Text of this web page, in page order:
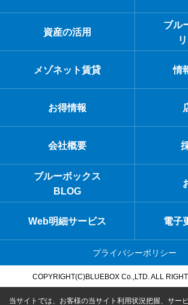
資産の活用
ブル
メゾネット賃貸 情
お得情報
会社概要
ブルーボックス
BLOG
Web明細サービス 電子
プライバシーポリシー
COPYRIGHT(C)BLUEBOX Co.,LTD. ALL
当サイトでは、お客様の当サイト利用状況把握、サー